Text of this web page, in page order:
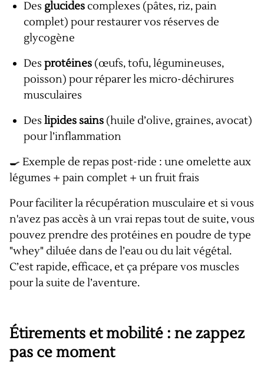
Des glucides complexes (pâtes, riz, pain
complet) pour restaurer vos réserves de
glycogène
Des protéines (œufs, tofu, légumineuses,
poisson) pour réparer les micro-déchirures
musculaires
Des lipides sains (huile d’olive, graines, avocat)
pour l’inflammation
🍳 Exemple de repas post-ride : une omelette aux
légumes + pain complet + un fruit frais
Pour faciliter la récupération musculaire et si vous
n'avez pas accès à un vrai repas tout de suite, vous
pouvez prendre des protéines en poudre de type
"whey" diluée dans de l’eau ou du lait végétal.
C’est rapide, efficace, et ça prépare vos muscles
pour la suite de l’aventure.
Étirements et mobilité : ne zappez
pas ce moment